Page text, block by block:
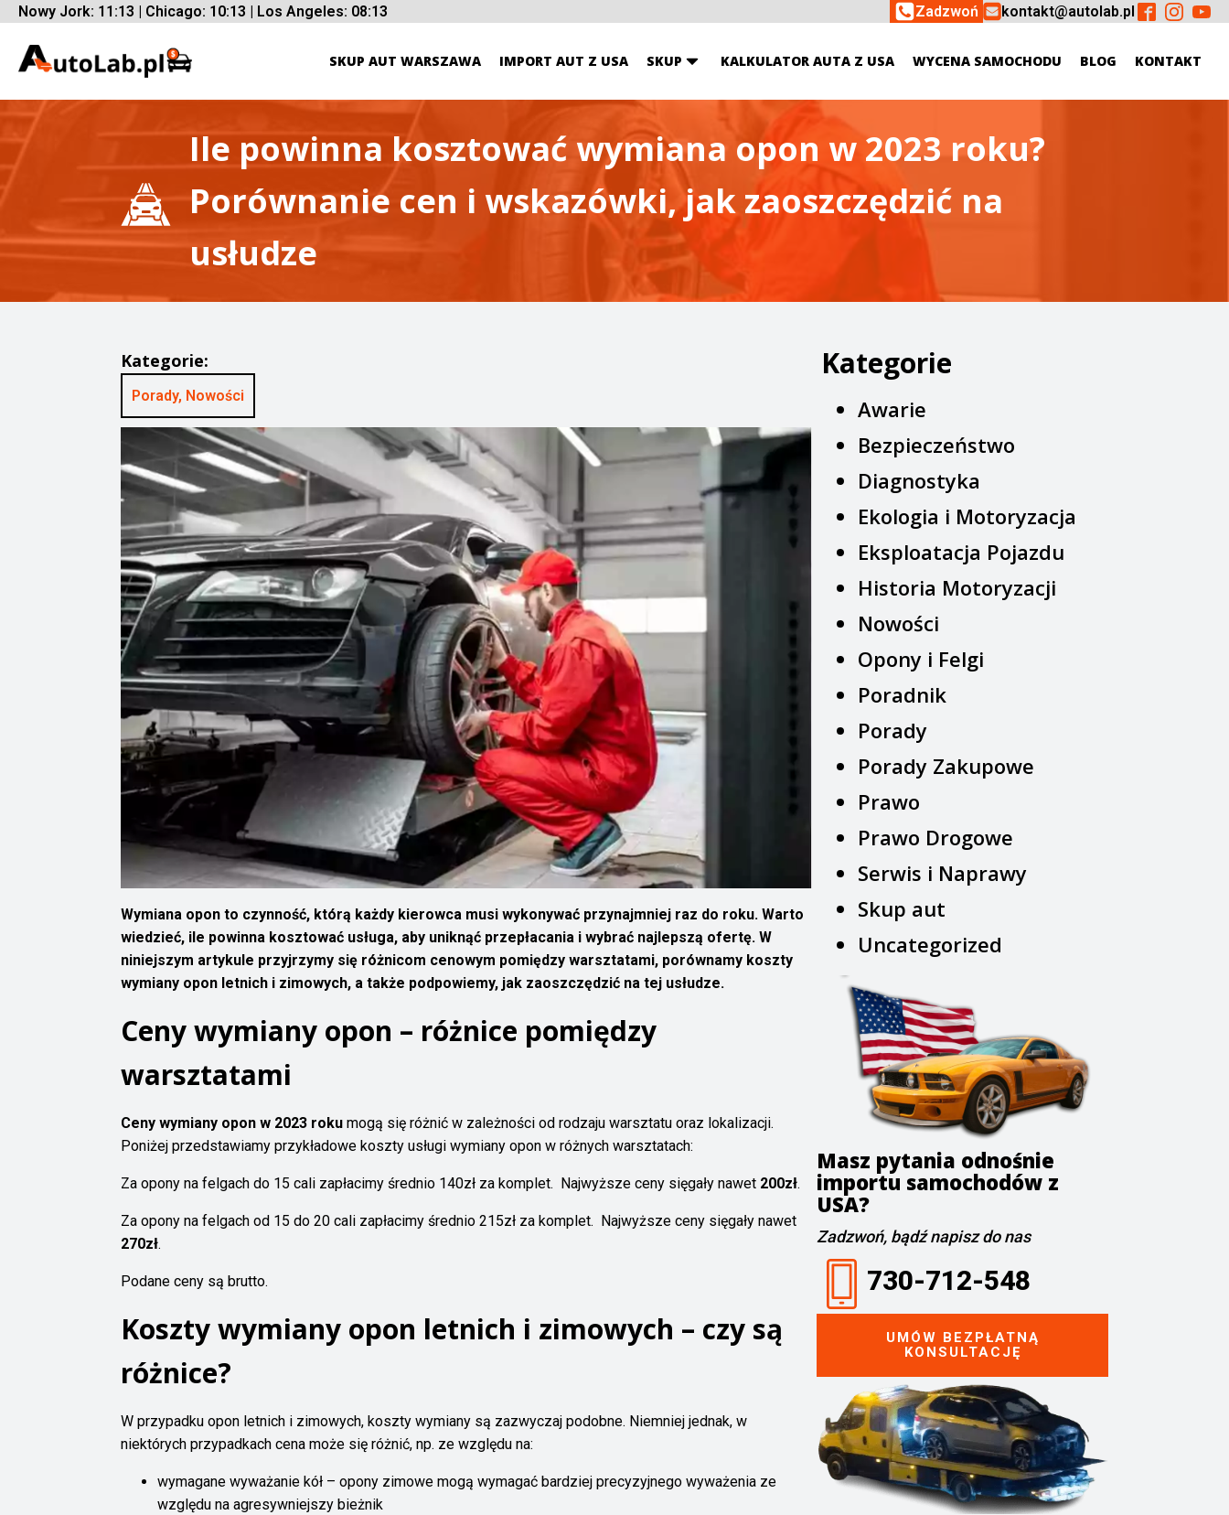
Nowy Jork: 11:13 | Chicago: 10:13 | Los Angeles: 08:13 Zadzwoń kontakt@autolab.pl
SKUP AUT WARSZAWA IMPORT AUT Z USA SKUP KALKULATOR AUTA Z USA WYCENA SAMOCHODU BLOG KONTAKT
Ile powinna kosztować wymiana opon w 2023 roku?
Porównanie cen i wskazówki, jak zaoszczędzić na
usłudze
Kategorie:
Porady, Nowości
Wymiana opon to czynność, którą każdy kierowca musi wykonywać przynajmniej raz do roku. Warto
wiedzieć, ile powinna kosztować usługa, aby uniknąć przepłacania i wybrać najlepszą ofertę. W
niniejszym artykule przyjrzymy się różnicom cenowym pomiędzy warsztatami, porównamy koszty
wymiany opon letnich i zimowych, a także podpowiemy, jak zaoszczędzić na tej usłudze.
Ceny wymiany opon – różnice pomiędzy
warsztatami
Ceny wymiany opon w 2023 roku mogą się różnić w zależności od rodzaju warsztatu oraz lokalizacji.
Poniżej przedstawiamy przykładowe koszty usługi wymiany opon w różnych warsztatach:
Za opony na felgach do 15 cali zapłacimy średnio 140zł za komplet. Najwyższe ceny sięgały nawet 200zł.
Za opony na felgach od 15 do 20 cali zapłacimy średnio 215zł za komplet. Najwyższe ceny sięgały nawet
270zł.
Podane ceny są brutto.
Koszty wymiany opon letnich i zimowych – czy są
różnice?
W przypadku opon letnich i zimowych, koszty wymiany są zazwyczaj podobne. Niemniej jednak, w
niektórych przypadkach cena może się różnić, np. ze względu na:
wymagane wyważanie kół – opony zimowe mogą wymagać bardziej precyzyjnego wyważenia ze
względu na agresywniejszy bieżnik
Kategorie
Awarie
Bezpieczeństwo
Diagnostyka
Ekologia i Motoryzacja
Eksploatacja Pojazdu
Historia Motoryzacji
Nowości
Opony i Felgi
Poradnik
Porady
Porady Zakupowe
Prawo
Prawo Drogowe
Serwis i Naprawy
Skup aut
Uncategorized
Masz pytania odnośnie
importu samochodów z
USA?
Zadzwoń, bądź napisz do nas
730-712-548
UMÓW BEZPŁATNĄ
KONSULTACJĘ